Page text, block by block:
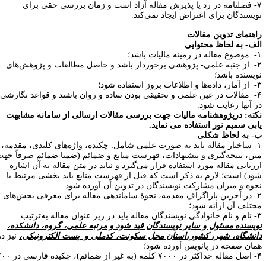
۷- فصلنامه در رد یا پذیرش مقاله آزاد است و زمان بررسی حقی برای
برای اعتراض ایجاد نمی‌کند.
تدوین مقالات
به لحاظ محتوایی
۲- از جنبه علمی- پژوهشی برخوردار باشد و حاصل مطالعات و پژوهش‌های
باشد؛
۴- مقالات در عین علمی و تحقیقی بودن ساده و روان باشند و قواعد نگارشی
آنها رعایت شود.
درپژوهشنامه مالیات جهت بررسی مقالات ارسالی از سامانه مشابهت
سمیم نور استفاده می نماید.
به لحاظ شکلی
۱- ساختار مقاله باید به صورت علمی شامل: چکیده، واژه‌های کلیدی، مقدمه،
نتیجه‌گیری و پیشنهادات، فهرست منابع و ضمائم (ضمنا ضمائم صرفاً جهت
مقاله مورد استفاده قرار می‌گیرد و نباید در متن مقاله به آن اشاره
است؛ لازم به ذکر است که قبل از فهرست منابع باید بخشی مرتبط با
و میزان مشارکت نویسندگان در تدوین آن آورده شود.
۲- در آخرین پاراگرافِ مقدمه، نحوۀ ساماندهی مقاله برای معرفی بخش‌های
آن ارائه شود؛
مسئول و سایر نویسندگان قید شود و مرتبه علمی، گروه، دانشکده،
شهر، کشور،استان محل سکونت، کدملی و پست الکترونیکی، نیز در
صفحه در پانویس آورده شود؛
۴- اصل مقاله حداکثر در ۷۰۰۰ کلمه (به غیر از ضمائم)، چکیده فارسی در ۲۰۰